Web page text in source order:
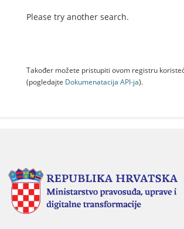
Please try another search.
Također možete pristupiti ovom registru
(pogledajte Dokumenаtаcijа API-jа).